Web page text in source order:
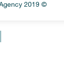
© Alhawza News Agency 2019